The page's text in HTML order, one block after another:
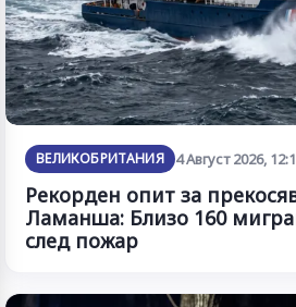
ВЕЛИКОБРИТАНИЯ 4 Август 2026,
Рекорден опит за
Ламанша: Близо 160
след пожар